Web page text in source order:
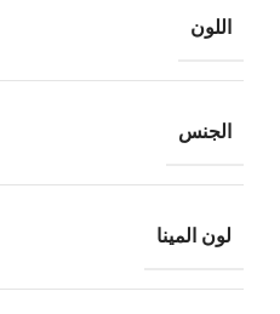
اللون
الجنس
لون المينا